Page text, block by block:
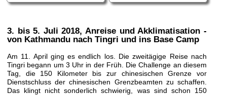
3. bis 5. Juli 2018, Anreise und Akklimatisation -
von Kathmandu nach Tingri und ins Base Camp
Am 11. April ging es endlich los. Die zweitägige Reise nach
Tingri begann um 3 Uhr in der Früh. Die Challenge an diesem
Tag, die 150 Kilometer bis zur chinesischen Grenze vor
Dienstschluss der chinesischen Grenzbeamten zu schaffen.
Das klingt nicht sonderlich schwierig, was sind schon 150